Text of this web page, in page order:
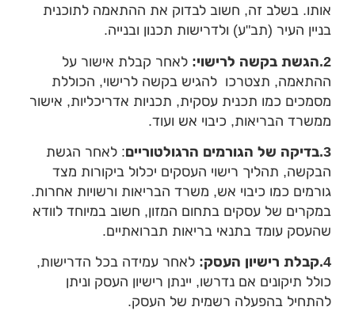
בשלב זה, חשוב לבדוק את ההתאמה לתוכנית
העיר (תב"ע) ולדרישות תכנון ובנייה.
לאחר קבלת אישור על
תצטרכו להגיש בקשה לרישוי, הכוללת
כמו תכנית עסקית, תכניות אדריכליות, אישור
הבריאות, כיבוי אש ועוד.
: לאחר הגשת
תהליך רישוי העסקים יכלול ביקורות מצד
כמו כיבוי אש, משרד הבריאות ורשויות אחרות.
של עסקים בתחום המזון, חשוב במיוחד לוודא
עומד בתנאי בריאות תברואתיים.
קבלת רישיון העסק:לאחר עמידה בכל הדרישות,
תיקונים אם נדרשו, יינתן רישיון העסק וניתן
בהפעלה רשמית של העסק.